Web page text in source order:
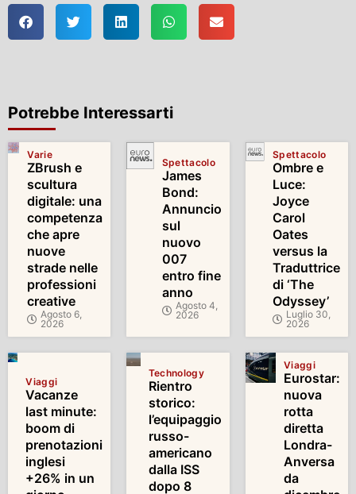
Potrebbe Interessarti
Varie
ZBrush e
scultura
digitale: una
competenza
che apre
nuove
strade nelle
professioni
creative
Agosto 6,
2026
Spettacolo
James
Bond:
Annuncio
sul
nuovo
007
entro fine
anno
Agosto 4,
2026
Spettacolo
Ombre e
Luce:
Joyce
Carol
Oates
versus la
Traduttrice
di ‘The
Odyssey’
Luglio 30,
2026
Viaggi
Vacanze
last minute:
boom di
prenotazioni
inglesi
+26% in un
Technology
Rientro
storico:
l’equipaggio
russo-
americano
dalla ISS
dopo 8
Viaggi
Eurostar:
nuova
rotta
diretta
Londra-
Anversa
da